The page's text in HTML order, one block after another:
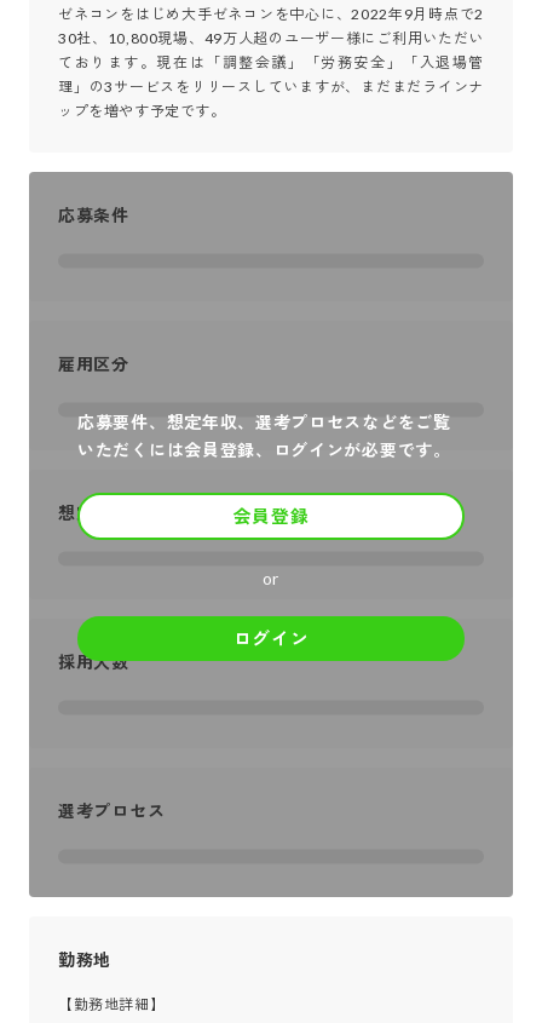
ゼネコンをはじめ大手ゼネコンを中心に、2022年9月時点で2
30社、10,800現場、49万人超のユーザー様にご利用いただい
ております。現在は「調整会議」「労務安全」「入退場管
理」の3サービスをリリースしていますが、まだまだラインナ
ップを増やす予定です。
応募要件、想定年収、選考プロセスなどをご覧
いただくには会員登録、ログインが必要です。
会員登録
or
ログイン
応募条件
雇用区分
想定年収
採用人数
選考プロセス
勤務地
【勤務地詳細】